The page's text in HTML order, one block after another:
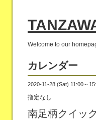
Welcome to our
カレンダー
2020-11-28 (Sat) 11:00～
指定なし
南足柄クイッ